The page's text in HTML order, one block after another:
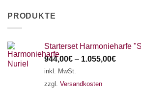
PRODUKTE
Starterset Harmonieharfe
944,00€ – 1.055,00€
inkl. MwSt.
zzgl. Versandkosten